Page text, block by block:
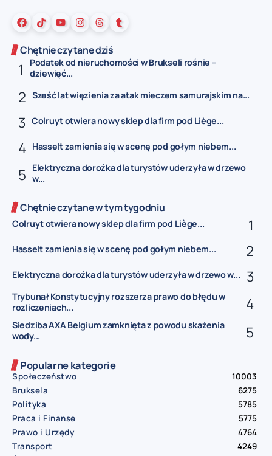
Chętnie czytane dziś
Podatek od nieruchomości w Brukseli rośnie –
dziewięć...
Sześć lat więzienia za atak mieczem samurajskim na...
Colruyt otwiera nowy sklep dla firm pod Liège...
Hasselt zamienia się w scenę pod gołym niebem...
Elektryczna dorożka dla turystów uderzyła w drzewo
w...
Chętnie czytane w tym tygodniu
Colruyt otwiera nowy sklep dla firm pod Liège...
Hasselt zamienia się w scenę pod gołym niebem...
Elektryczna dorożka dla turystów uderzyła w drzewo w...
Trybunał Konstytucyjny rozszerza prawo do błędu w
rozliczeniach...
Siedziba AXA Belgium zamknięta z powodu skażenia
wody...
Popularne kategorie
Społeczeństwo
10003
Bruksela
6275
Polityka
5785
Praca i Finanse
5775
Prawo i Urzędy
4764
Transport
4249